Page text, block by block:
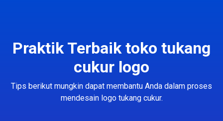
Praktik Terbaik toko tukang
cukur logo
Tips berikut mungkin dapat membantu Anda dalam proses
mendesain logo tukang cukur.